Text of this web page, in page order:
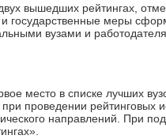
вышедших рейтингах,
государственные меры
вузами и
место в списке лучших
проведении рейтинговых
направлений. При